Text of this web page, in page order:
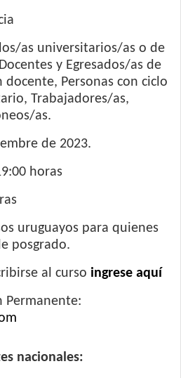
as universitarios/as o de
y Egresados/as de
Personas con ciclo
Trabajadores/as,
as.
de 2023.
horas
uruguayos para quienes
posgrado.
al curso ingrese aquí
Permanente:
nacionales: